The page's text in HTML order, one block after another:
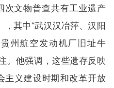
次文物普查共有工业遗产
其中“武汉汉冶萍、汉阳
贵州航空发动机厂旧址牛
。他强调，这些遗存反映
主义建设时期和改革开放